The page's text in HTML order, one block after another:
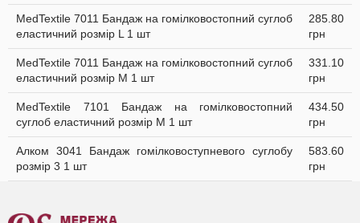
MedTextile 7011 Бандаж на гомілковостопний суглоб
еластичний розмір L 1 шт
285.80
грн
MedTextile 7011 Бандаж на гомілковостопний суглоб
еластичний розмір M 1 шт
331.10
грн
MedTextile 7101 Бандаж на гомілковостопний
суглоб еластичний розмір M 1 шт
434.50
грн
Алком 3041 Бандаж гомілковоступневого суглобу
розмір 3 1 шт
583.60
грн